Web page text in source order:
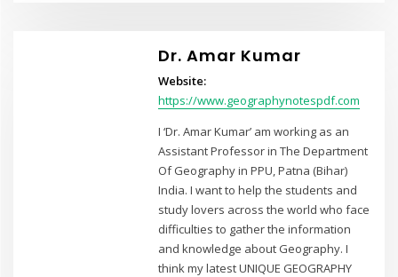
Dr. Amar Kumar
Website:
https://www.geographynotespdf.com
I ‘Dr. Amar Kumar’ am working as an
Assistant Professor in The Department
Of Geography in PPU, Patna (Bihar)
India. I want to help the students and
study lovers across the world who face
difficulties to gather the information
and knowledge about Geography. I
think my latest UNIQUE GEOGRAPHY